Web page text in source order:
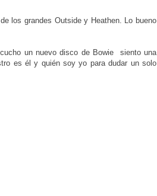
los grandes Outside y Heathen. Lo bueno
un nuevo disco de Bowie siento una
es él y quién soy yo para dudar un solo